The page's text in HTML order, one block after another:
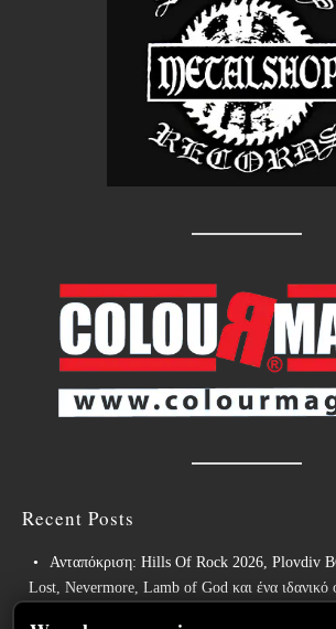
Recent Posts
Ανταπόκριση: Hills Of Rock 2026, Plovdiv
Lost, Nevermore, Lamb of God και ένα ιδανικό
Οι Γερμανοί πρωτοπόροι του